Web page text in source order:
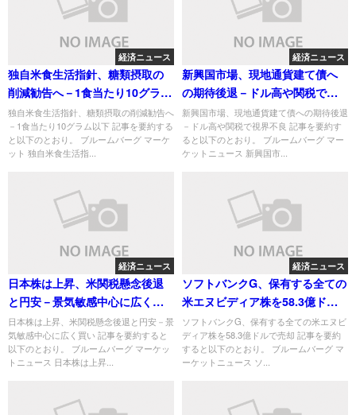
経済ニュース
独自米食生活指針、糖類摂取の
削減勧告へ－1食当たり10グラム
以下
独自米食生活指針、糖類摂取の削減勧告へ
－1食当たり10グラム以下 記事を要約する
と以下のとおり。 ブルームバーグ マーケ
ット 独自米食生活指...
経済ニュース
新興国市場、現地通貨建て債へ
の期待後退－ドル高や関税で視
界不良
新興国市場、現地通貨建て債への期待後退
－ドル高や関税で視界不良 記事を要約す
ると以下のとおり。 ブルームバーグ マー
ケットニュース 新興国市...
経済ニュース
日本株は上昇、米関税懸念後退
と円安－景気敏感中心に広く買
い
日本株は上昇、米関税懸念後退と円安－景
気敏感中心に広く買い 記事を要約すると
以下のとおり。 ブルームバーグ マーケッ
トニュース 日本株は上昇...
経済ニュース
ソフトバンクG、保有する全ての
米エヌビディア株を58.3億ドル
で売却
ソフトバンクG、保有する全ての米エヌビ
ディア株を58.3億ドルで売却 記事を要約
すると以下のとおり。 ブルームバーグ マ
ーケットニュース ソ...